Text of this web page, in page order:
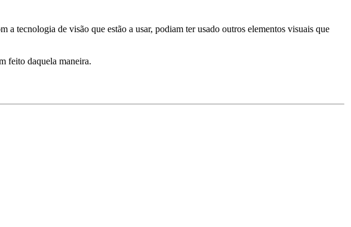
tecnologia de visão que estão a usar, podiam ter usado outros elementos visuais que
feito daquela maneira.